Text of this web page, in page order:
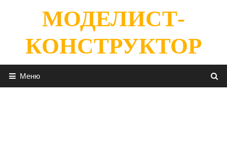
содержимомуМОДЕЛИСТ-
КОНСТРУКТОР
Меню